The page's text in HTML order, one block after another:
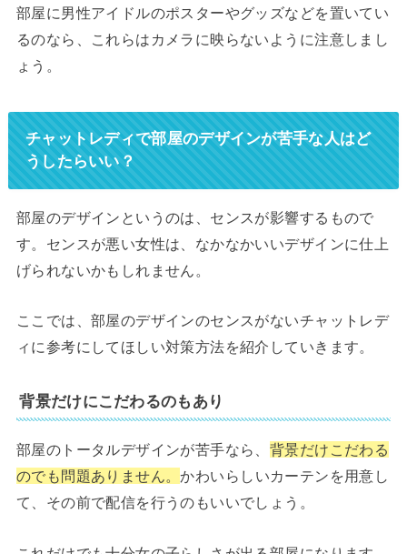
部屋に男性アイドルのポスターやグッズなどを置いてい
るのなら、これらはカメラに映らないように注意しまし
ょう。
チャットレディで部屋のデザインが苦手な人はど
うしたらいい？
部屋のデザインというのは、センスが影響するもので
す。センスが悪い女性は、なかなかいいデザインに仕上
げられないかもしれません。
ここでは、部屋のデザインのセンスがないチャットレデ
ィに参考にしてほしい対策方法を紹介していきます。
背景だけにこだわるのもあり
部屋のトータルデザインが苦手なら、 背景だけこだわる
のでも問題ありません。かわいらしいカーテンを用意し
て、その前で配信を行うのもいいでしょう。